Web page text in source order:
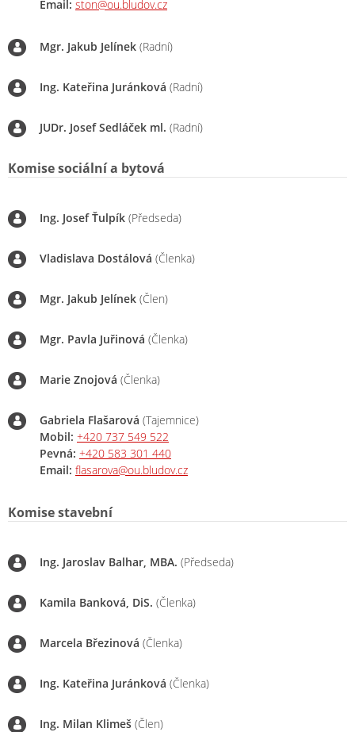
Email: ston@ou.bludov.cz
Mgr. Jakub Jelínek (Radní)
Ing. Kateřina Juránková (Radní)
JUDr. Josef Sedláček ml. (Radní)
Komise sociální a bytová
Ing. Josef Ťulpík (Předseda)
Vladislava Dostálová (Členka)
Mgr. Jakub Jelínek (Člen)
Mgr. Pavla Juřinová (Členka)
Marie Znojová (Členka)
Gabriela Flašarová (Tajemnice)
Mobil: +420 737 549 522
Pevná: +420 583 301 440
Email: flasarova@ou.bludov.cz
Komise stavební
Ing. Jaroslav Balhar, MBA. (Předseda)
Kamila Banková, DiS. (Členka)
Marcela Březinová (Členka)
Ing. Kateřina Juránková (Členka)
Ing. Milan Klimeš (Člen)